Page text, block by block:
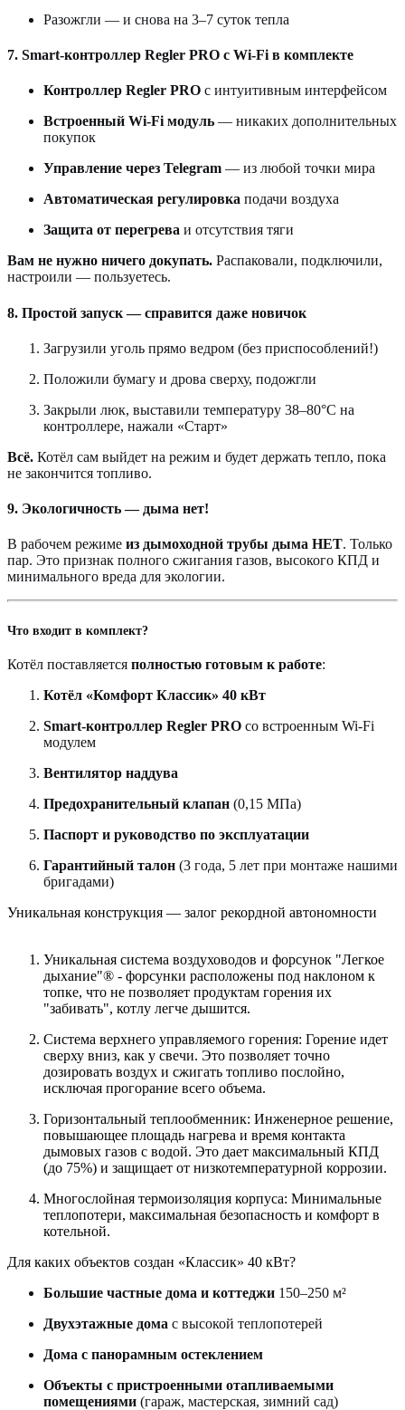
Разожгли — и снова на 3–7 суток тепла
7. Smart-контроллер Regler PRO с Wi-Fi в комплекте
Контроллер Regler PRO с интуитивным интерфейсом
Встроенный Wi-Fi модуль — никаких дополнительных
покупок
Управление через Telegram — из любой точки мира
Автоматическая регулировка подачи воздуха
Защита от перегрева и отсутствия тяги
Вам не нужно ничего докупать. Распаковали, подключили,
настроили — пользуетесь.
8. Простой запуск — справится даже новичок
Загрузили уголь прямо ведром (без приспособлений!)
Положили бумагу и дрова сверху, подожгли
Закрыли люк, выставили температуру 38–80°С на
контроллере, нажали «Старт»
Всё. Котёл сам выйдет на режим и будет держать тепло, пока
не закончится топливо.
9. Экологичность — дыма нет!
В рабочем режиме из дымоходной трубы дыма НЕТ. Только
пар. Это признак полного сжигания газов, высокого КПД и
минимального вреда для экологии.
Что входит в комплект?
Котёл поставляется полностью готовым к работе:
Котёл «Комфорт Классик» 40 кВт
Smart-контроллер Regler PRO со встроенным Wi-Fi
модулем
Вентилятор наддува
Предохранительный клапан (0,15 МПа)
Паспорт и руководство по эксплуатации
Гарантийный талон (3 года, 5 лет при монтаже нашими
бригадами)
Уникальная конструкция — залог рекордной автономности
Уникальная система воздуховодов и форсунок "Легкое
дыхание"® - форсунки расположены под наклоном к
топке, что не позволяет продуктам горения их
"забивать", котлу легче дышится.
Система верхнего управляемого горения: Горение идет
сверху вниз, как у свечи. Это позволяет точно
дозировать воздух и сжигать топливо послойно,
исключая прогорание всего объема.
Горизонтальный теплообменник: Инженерное решение,
повышающее площадь нагрева и время контакта
дымовых газов с водой. Это дает максимальный КПД
(до 75%) и защищает от низкотемпературной коррозии.
Многослойная термоизоляция корпуса: Минимальные
теплопотери, максимальная безопасность и комфорт в
котельной.
Для каких объектов создан «Классик» 40 кВт?
Большие частные дома и коттеджи 150–250 м²
Двухэтажные дома с высокой теплопотерей
Дома с панорамным остеклением
Объекты с пристроенными отапливаемыми
помещениями (гараж, мастерская, зимний сад)